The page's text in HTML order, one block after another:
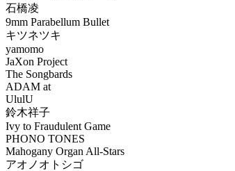
石橋凌
9mm Parabellum Bullet
キツネツキ
yamomo
JaXon Project
The Songbards
ADAM at
UlulU
鈴木祥子
Ivy to Fraudulent Game
PHONO TONES
Mahogany Organ All-Stars
アオノオトシゴ